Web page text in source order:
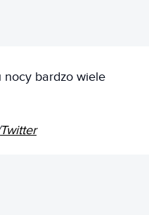
nocy bardzo wiele
Twitter